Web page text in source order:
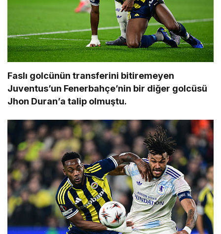
Faslı golcünün transferini bitiremeyen
Juventus’un Fenerbahçe’nin bir diğer golcüsü
Jhon Duran’a talip olmuştu.